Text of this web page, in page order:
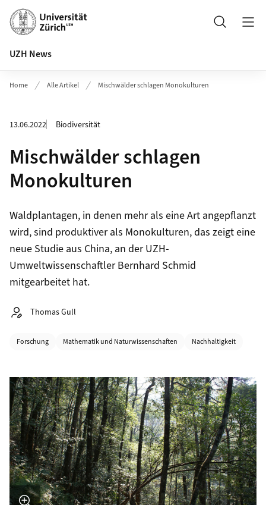
Header
Suche
UZH News
Home Alle Artikel Mischwälder schlagen Monokulturen
13.06.2022 Biodiversität
Mischwälder schlagen
Monokulturen
Waldplantagen, in denen mehr als eine Art angepflanzt
wird, sind produktiver als Monokulturen, das zeigt eine
neue Studie aus China, an der UZH-
Umweltwissenschaftler Bernhard Schmid
mitgearbeitet hat.
Autor:
Thomas Gull
Kategorien
Forschung Mathematik und Naturwissenschaften Nachhaltigkeit
Bild in Detailansicht �ffnen